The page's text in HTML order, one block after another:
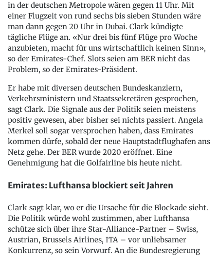
in der deutschen Metropole wären gegen 11 Uhr. Mit
einer Flugzeit von rund sechs bis sieben Stunden wäre
man dann gegen 20 Uhr in Dubai. Clark kündigte
tägliche Flüge an. «Nur drei bis fünf Flüge pro Woche
anzubieten, macht für uns wirtschaftlich keinen Sinn»,
so der Emirates-Chef. Slots seien am BER nicht das
Problem, so der Emirates-Präsident.
Er habe mit diversen deutschen Bundeskanzlern,
Verkehrsministern und Staatssekretären gesprochen,
sagt Clark. Die Signale aus der Politik seien meistens
positiv gewesen, aber bisher sei nichts passiert. Angela
Merkel soll sogar versprochen haben, dass Emirates
kommen dürfe, sobald der neue Hauptstadtflughafen ans
Netz gehe. Der BER wurde 2020 eröffnet. Eine
Genehmigung hat die Golfairline bis heute nicht.
Emirates: Lufthansa blockiert seit Jahren
Clark sagt klar, wo er die Ursache für die Blockade sieht.
Die Politik würde wohl zustimmen, aber Lufthansa
schütze sich über ihre Star-Alliance-Partner – Swiss,
Austrian, Brussels Airlines, ITA – vor unliebsamer
Konkurrenz, so sein Vorwurf. An die Bundesregierung